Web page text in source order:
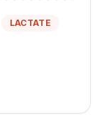
LACTATE